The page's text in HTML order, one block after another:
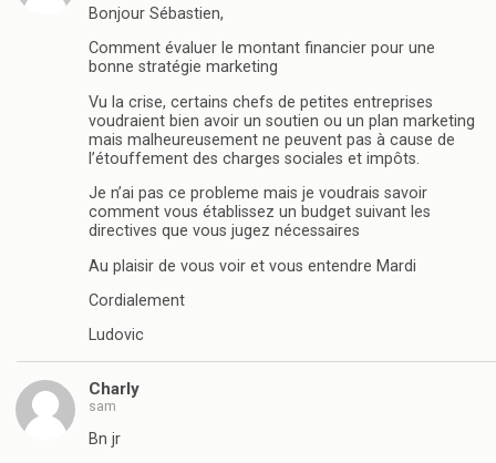
Bonjour Sébastien,
Comment évaluer le montant financier pour une
bonne stratégie marketing
Vu la crise, certains chefs de petites entreprises
voudraient bien avoir un soutien ou un plan marketing
mais malheureusement ne peuvent pas à cause de
l’étouffement des charges sociales et impôts.
Je n’ai pas ce probleme mais je voudrais savoir
comment vous établissez un budget suivant les
directives que vous jugez nécessaires
Au plaisir de vous voir et vous entendre Mardi
Cordialement
Ludovic
Charly
sam
Bn jr